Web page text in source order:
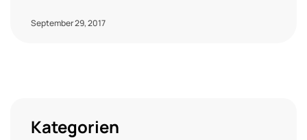
September 29, 2017
Kategorien